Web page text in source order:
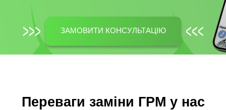
ЗАМОВИТИ КОНСУЛЬТАЦІЮ
Переваги заміни ГРМ у нас